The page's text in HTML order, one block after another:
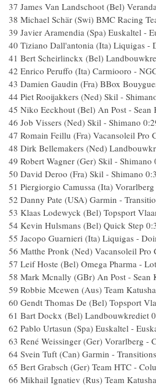
37 James Van Landschoot (Bel)
38 Michael Schär (Swi) BMC Racing
39 Javier Aramendia (Spa) Euskaltel -
40 Tiziano Dall'antonia (Ita) Liquigas -
41 Bert Scheirlinckx (Bel)
42 Enrico Peruffo (Ita) Carmiooro -
43 Damien Gaudin (Fra) BBox
44 Piet Rooijakkers (Ned) Skil -
45 Niko Eeckhout (Bel) An Post - Sean
46 Job Vissers (Ned) Skil - Shimano
47 Romain Feillu (Fra) Vacansoleil Pro
48 Dirk Bellemakers (Ned)
49 Robert Wagner (Ger) Skil - Shimano
50 David Deroo (Fra) Skil - Shimano
51 Piergiorgio Camussa (Ita)
52 Danny Pate (USA) Garmin -
53 Klaas Lodewyck (Bel) Topsport
54 Kevin Hulsmans (Bel) Quick Step
55 Jacopo Guarnieri (Ita) Liquigas -
56 Matthe Pronk (Ned) Vacansoleil Pro
57 Leif Hoste (Bel) Omega Pharma -
58 Mark Mcnally (GBr) An Post - Sean
59 Robbie Mcewen (Aus) Team
60 Gendt Thomas De (Bel) Topsport
61 Bart Dockx (Bel) Landbouwkrediet
62 Pablo Urtasun (Spa) Euskaltel -
63 René Weissinger (Ger) Vorarlberg -
64 Svein Tuft (Can) Garmin -
65 Bert Grabsch (Ger) Team HTC -
66 Mikhail Ignatiev (Rus) Team